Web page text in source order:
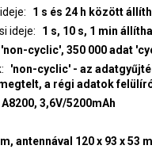
1 s és 24 h között
ideje
1 s, 10 s, 1 min
cyclic', 350 000 adat
'non-cyclic' - az
a régi adatok
3,6V/5200mAh
antennával 120 x 93 x 53